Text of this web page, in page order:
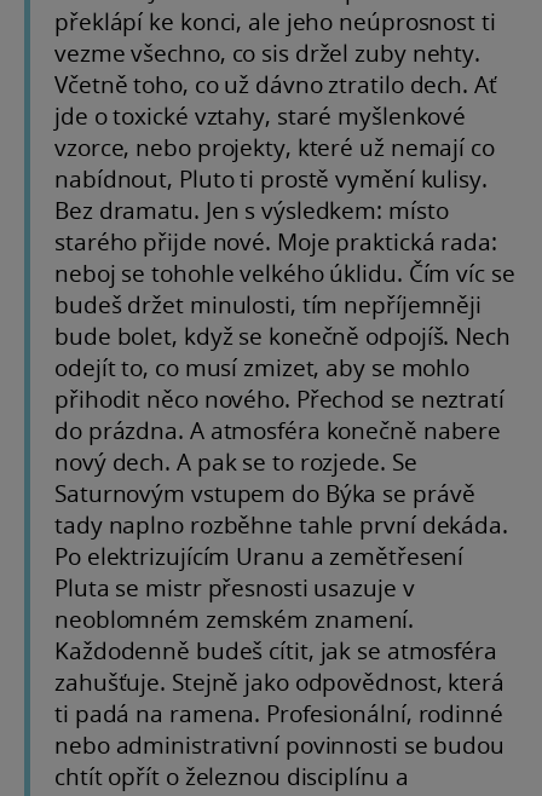
překlápí ke konci, ale jeho neúprosnost ti
vezme všechno, co sis držel zuby nehty.
Včetně toho, co už dávno ztratilo dech. Ať
jde o toxické vztahy, staré myšlenkové
vzorce, nebo projekty, které už nemají co
nabídnout, Pluto ti prostě vymění kulisy.
Bez dramatu. Jen s výsledkem: místo
starého přijde nové. Moje praktická rada:
neboj se tohohle velkého úklidu. Čím víc se
budeš držet minulosti, tím nepříjemněji
bude bolet, když se konečně odpojíš. Nech
odejít to, co musí zmizet, aby se mohlo
přihodit něco nového. Přechod se neztratí
do prázdna. A atmosféra konečně nabere
nový dech. A pak se to rozjede. Se
Saturnovým vstupem do Býka se právě
tady naplno rozběhne tahle první dekáda.
Po elektrizujícím Uranu a zemětřesení
Pluta se mistr přesnosti usazuje v
neoblomném zemském znamení.
Každodenně budeš cítit, jak se atmosféra
zahušťuje. Stejně jako odpovědnost, která
ti padá na ramena. Profesionální, rodinné
nebo administrativní povinnosti se budou
chtít opřít o železnou disciplínu a